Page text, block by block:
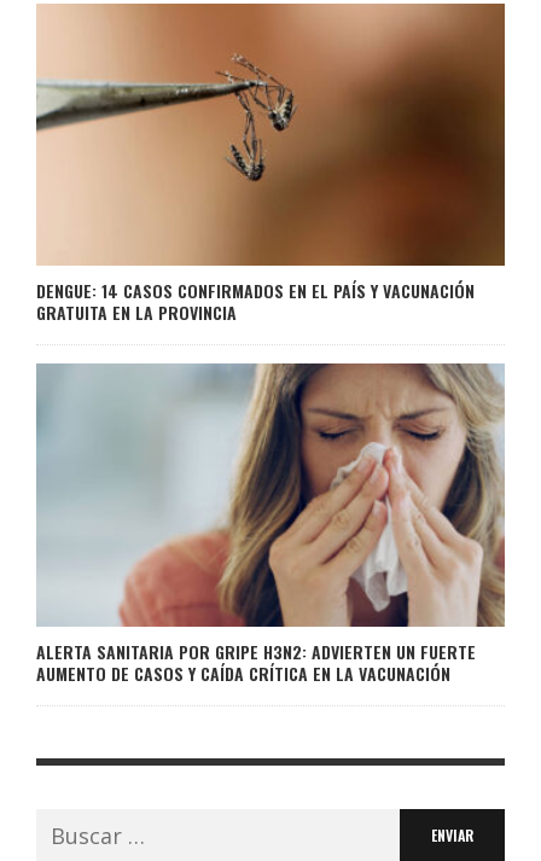
DENGUE: 14 CASOS CONFIRMADOS EN EL PAÍS Y VACUNACIÓN
GRATUITA EN LA PROVINCIA
ALERTA SANITARIA POR GRIPE H3N2: ADVIERTEN UN FUERTE
AUMENTO DE CASOS Y CAÍDA CRÍTICA EN LA VACUNACIÓN
Buscar: